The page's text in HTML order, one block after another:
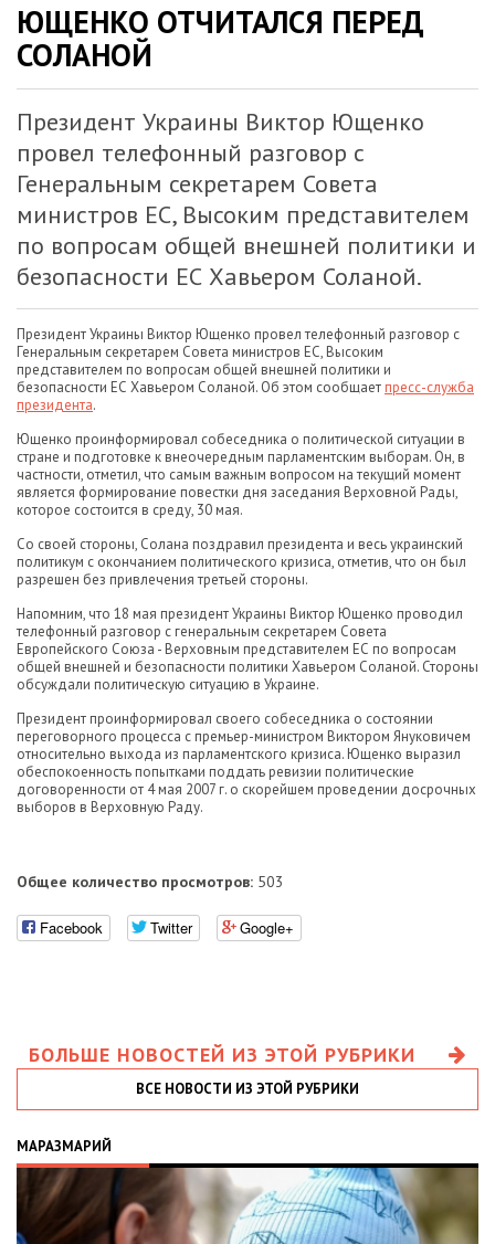
ЮЩЕНКО ОТЧИТАЛСЯ ПЕРЕД
СОЛАНОЙ
Президент Украины Виктор Ющенко
провел телефонный разговор с
Генеральным секретарем Совета
министров ЕС, Высоким представителем
по вопросам общей внешней политики и
безопасности ЕС Хавьером Соланой.
Президент Украины Виктор Ющенко провел телефонный разговор с
Генеральным секретарем Совета министров ЕС, Высоким
представителем по вопросам общей внешней политики и
безопасности ЕС Хавьером Соланой. Об этом сообщаетпресс-служба
президента.
Ющенко проинформировал собеседника о политической ситуации в
стране и подготовке к внеочередным парламентским выборам. Он, в
частности, отметил, что самым важным вопросом на текущий момент
является формирование повестки дня заседания Верховной Рады,
которое состоится в среду, 30 мая.
Со своей стороны, Солана поздравил президента и весь украинский
политикум с окончанием политического кризиса, отметив, что он был
разрешен без привлечения третьей стороны.
Напомним, что 18 мая президент Украины Виктор Ющенко проводил
телефонный разговор с генеральным секретарем Совета
Европейского Союза - Верховным представителем ЕС по вопросам
общей внешней и безопасности политики Хавьером Соланой. Стороны
обсуждали политическую ситуацию в Украине.
Президент проинформировал своего собеседника о состоянии
переговорного процесса с премьер-министром Виктором Януковичем
относительно выхода из парламентского кризиса. Ющенко выразил
обеспокоенность попытками поддать ревизии политические
договоренности от 4 мая 2007 г. о скорейшем проведении досрочных
выборов в Верховную Раду.
Общее количество просмотров: 503
Facebook Twitter Google+
БОЛЬШЕ НОВОСТЕЙ ИЗ ЭТОЙ РУБРИКИ
ВСЕ НОВОСТИ ИЗ ЭТОЙ РУБРИКИ
МАРАЗМАРИЙ